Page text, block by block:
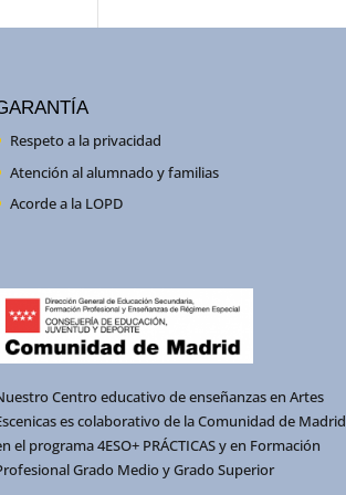
Respeto a la privacidad
Atención al alumnado y familias
Acorde a la LOPD
Centro educativo de enseñanzas en Artes
es colaborativo de la Comunidad de Madrid
el programa 4ESO+ PRÁCTICAS y en Formación
Grado Medio y Grado Superior